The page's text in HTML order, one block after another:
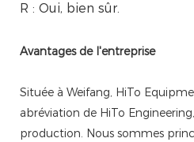
R : Oui, bien sûr.
Avantages de l'entreprise
Située à Weifang, HiTo
abréviation de HiTo
production. Nous sommes